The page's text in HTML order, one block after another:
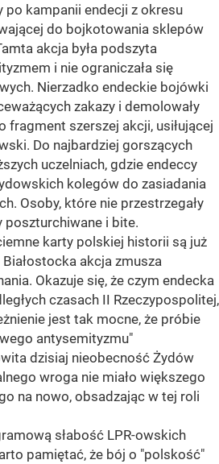
po kampanii endecji z okresu
do bojkotowania sklepów
akcja była podszyta
i nie ograniczała się
Nierzadko endeckie bojówki
zakazy i demolowały
fragment szerszej akcji, usiłującej
Do najbardziej gorszących
uczelniach, gdzie endeccy
kolegów do zasiadania
Osoby, które nie przestrzegały
poszturchiwane i bite.
karty polskiej historii są już
akcja zmusza
Okazuje się, że czym endecka
czasach II Rzeczypospolitej,
jest tak mocne, że próbie
antysemityzmu"
dzisiaj nieobecność Żydów
wroga nie miało większego
na nowo, obsadzając w tej roli
słabość LPR-owskich
pamiętać, że bój o "polskość"